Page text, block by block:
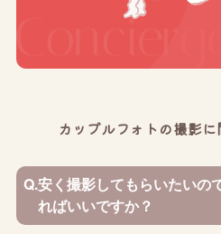
カップルフォトの撮影
Q.安く撮影してもらいたいの
ればいいですか？